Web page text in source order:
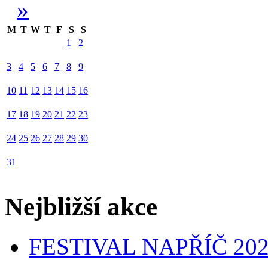
»
M T W T F S
S
1
2
3 4 5 6 7 8 9
10 11 12 13 14 15 16
17 18 19 20 21 22 23
24 25 26 27 28 29 30
31
Nejbližší akce
FESTIVAL NAPŘÍČ